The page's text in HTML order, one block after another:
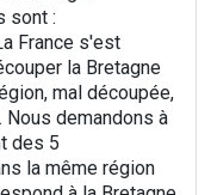
sont :
France s'est
la Bretagne
mal découpée,
Nous demandons à
des 5
la même région